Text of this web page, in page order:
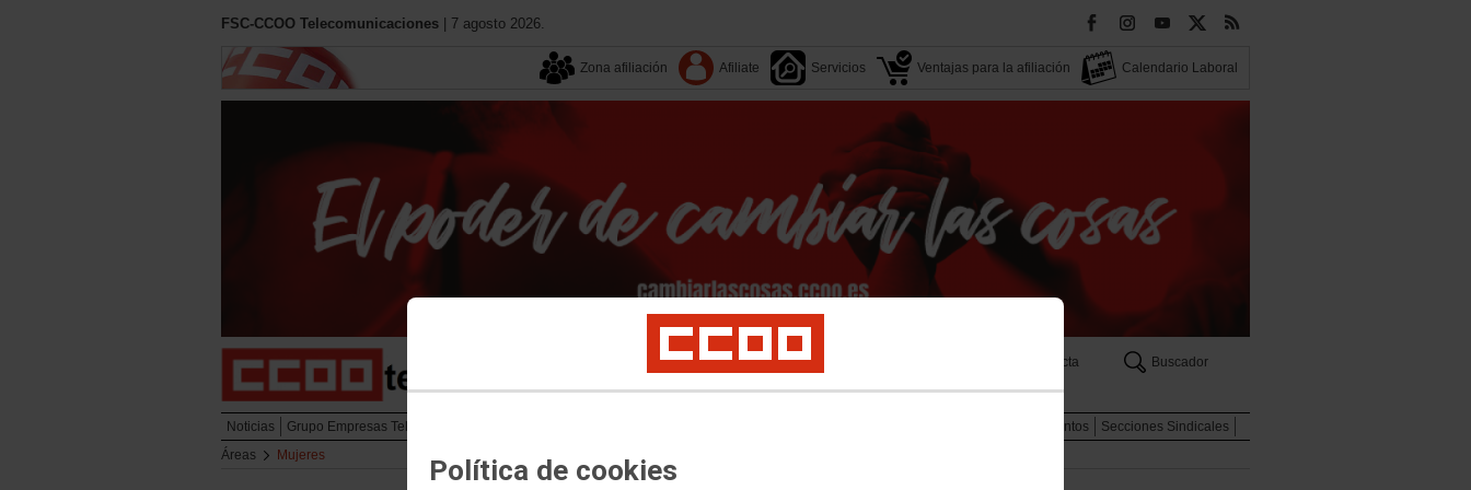
Política de cookies
FSC-CCOO Telecomunicaciones | 7 agosto 2026.
Zona afiliación Afiliate Servicios Ventajas para la afiliación Calendario Laboral
Tu sindicato Contacta
Buscador
Convenios
Congresos
Noticias Grupo Empresas Telefónica Documentos
Secciones Sindicales
Áreas
Mujeres